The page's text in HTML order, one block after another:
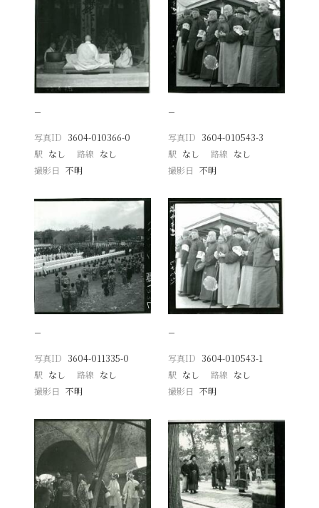
−
写真ID 3604-010366-0
駅 なし 路線 なし
撮影日
不明
−
写真ID 3604-010543-3
駅 なし 路線 なし
撮影日 不明
−
写真ID 3604-011335-0
駅 なし 路線 なし
撮影日
不明
−
写真ID 3604-010543-1
駅 なし 路線 なし
撮影日 不明